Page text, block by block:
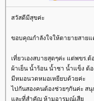
สวัสดีมีสุขค่ะ
ขอบคุณกำลังใจให้ตายายสาย
เที่ยวเองสบายสุดๆค่ะ แต่พขร.ต้
ผ้าเย็น น้ำร้อน น้ำชา น้ำแข็ง ต้
มีหมอนวดหมอเหยียบด้วยค่ะ
ไปกันสองคนต้องช่วยๆกันค่ะ สนุ
ละที่สำคัญ ห้ามอารมณ์เสี